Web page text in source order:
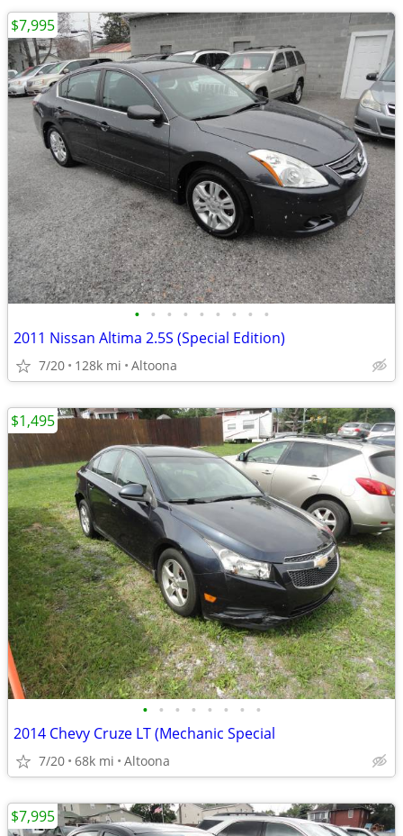
• • • • • • • • •
2011 Nissan Altima 2.5S (Special Edition)
7/20 128k mi Altoona
$7,995
• • • • • • • •
2014 Chevy Cruze LT (Mechanic Special
7/20 68k mi Altoona
$1,495
$7,995